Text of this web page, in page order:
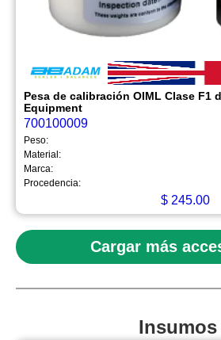
Pesa de calibración OIML Clase F1
Equipment
700100009
Peso:
Material:
Marca:
Procedencia:
$ 245.00
Cargar más
Insumos